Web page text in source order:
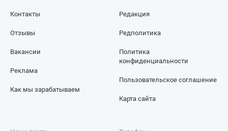
Контакты
Отзывы
Редакция
Редполитика
Вакансии
Реклама
Как мы зарабатываем
Политика
конфиденциальности
Пользовательское соглашение
Карта сайта